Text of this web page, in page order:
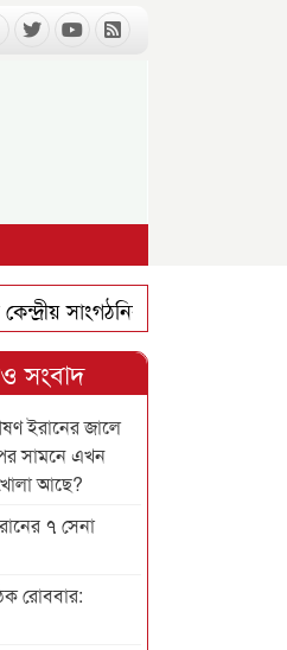
সাংগঠনিক সম্পাদক হলেন
জাহিদ হাসান নশিওরপুর
সংবাদ
ইরানের জালে
সামনে এখন
আছে?
৭ সেনা
রোববার: